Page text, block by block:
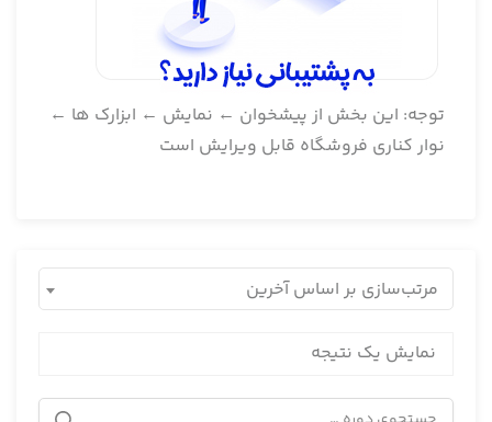
توجه: این بخش از پیشخوان ← نمایش ← ابزارک ها ←
نوار کناری فروشگاه قابل ویرایش است
مرتب‌سازی بر اساس آخرین
نمایش یک نتیجه